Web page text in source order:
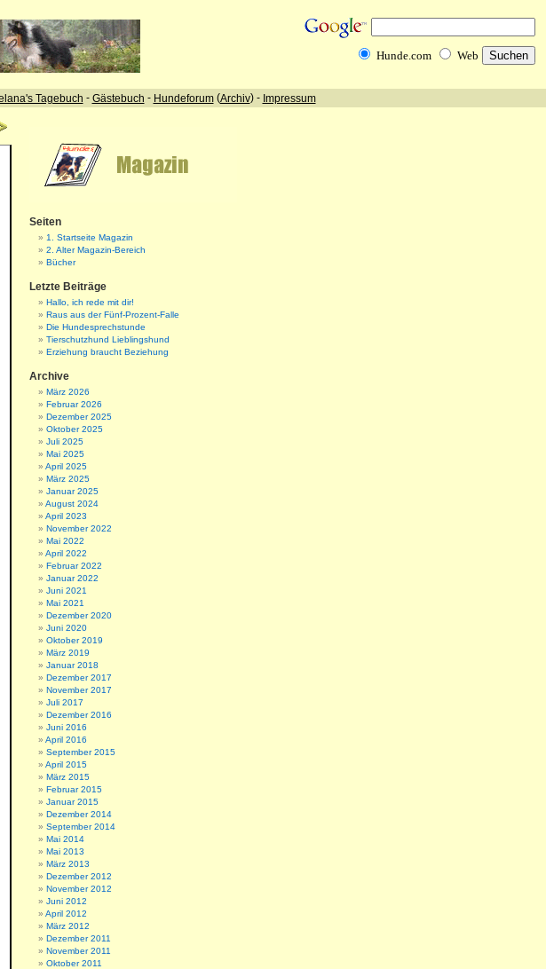
Seiten
1. Startseite Magazin
2. Alter Magazin-Bereich
Bücher
Letzte Beiträge
Hallo, ich rede mit dir!
Raus aus der Fünf-Prozent-Falle
Die Hundesprechstunde
Tierschutzhund Lieblingshund
Erziehung braucht Beziehung
Archive
März 2026
Februar 2026
Dezember 2025
Oktober 2025
Juli 2025
Mai 2025
April 2025
März 2025
Januar 2025
August 2024
April 2023
November 2022
Mai 2022
April 2022
Februar 2022
Januar 2022
Juni 2021
Mai 2021
Dezember 2020
Juni 2020
Oktober 2019
März 2019
Januar 2018
Dezember 2017
November 2017
Juli 2017
Dezember 2016
Juni 2016
April 2016
September 2015
April 2015
März 2015
Februar 2015
Januar 2015
Dezember 2014
September 2014
Mai 2014
Mai 2013
März 2013
Dezember 2012
November 2012
Juni 2012
April 2012
März 2012
Dezember 2011
November 2011
Oktober 2011